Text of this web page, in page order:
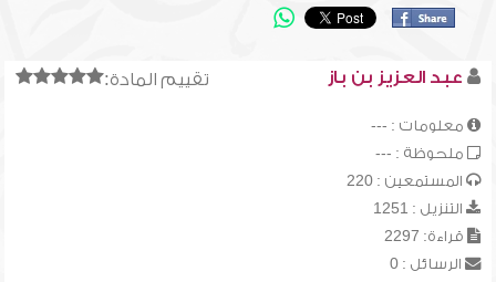
تقييم المادة: عبد العزيز بن باز
معلومات : ---
ملحوظة : ---
المستمعين : 220
التنزيل : 1251
قراءة: 2297
الرسائل : 0